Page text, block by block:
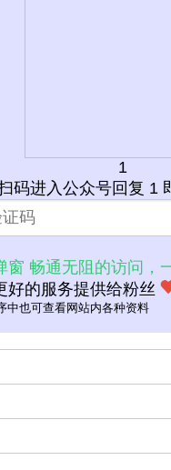
1
码进入公众号回复 1
窗 畅通无阻的访问，
好的服务提供给粉丝
中也可查看网站内各种资料